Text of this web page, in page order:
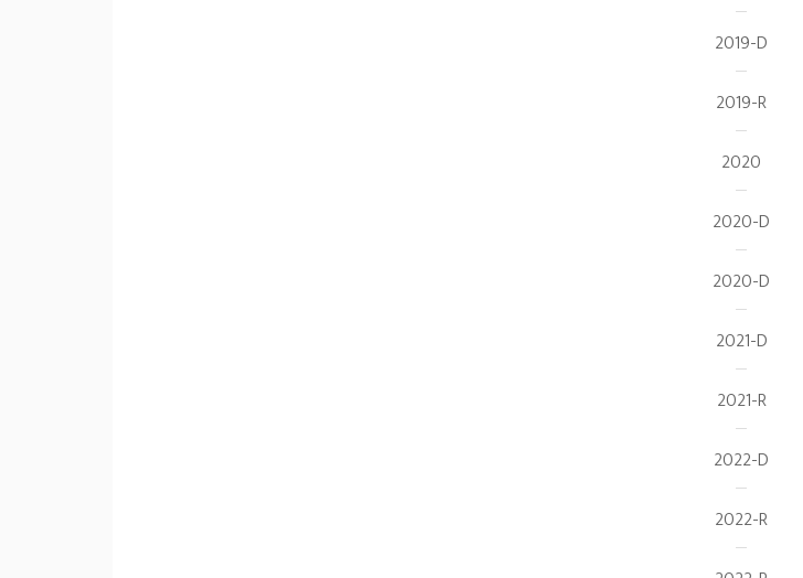
2019-D
2019-R
2020
2020-D
2020-D
2021-D
2021-R
2022-D
2022-R